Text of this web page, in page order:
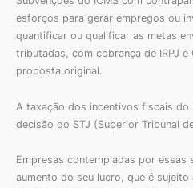
esforços para gerar empregos ou
quantificar ou qualificar as metas
tributadas, com cobrança de IRPJ
proposta original.
A taxação dos incentivos fiscais do
decisão do STJ (Superior Tribunal
Empresas contempladas por essas
aumento do seu lucro, que é sujeito